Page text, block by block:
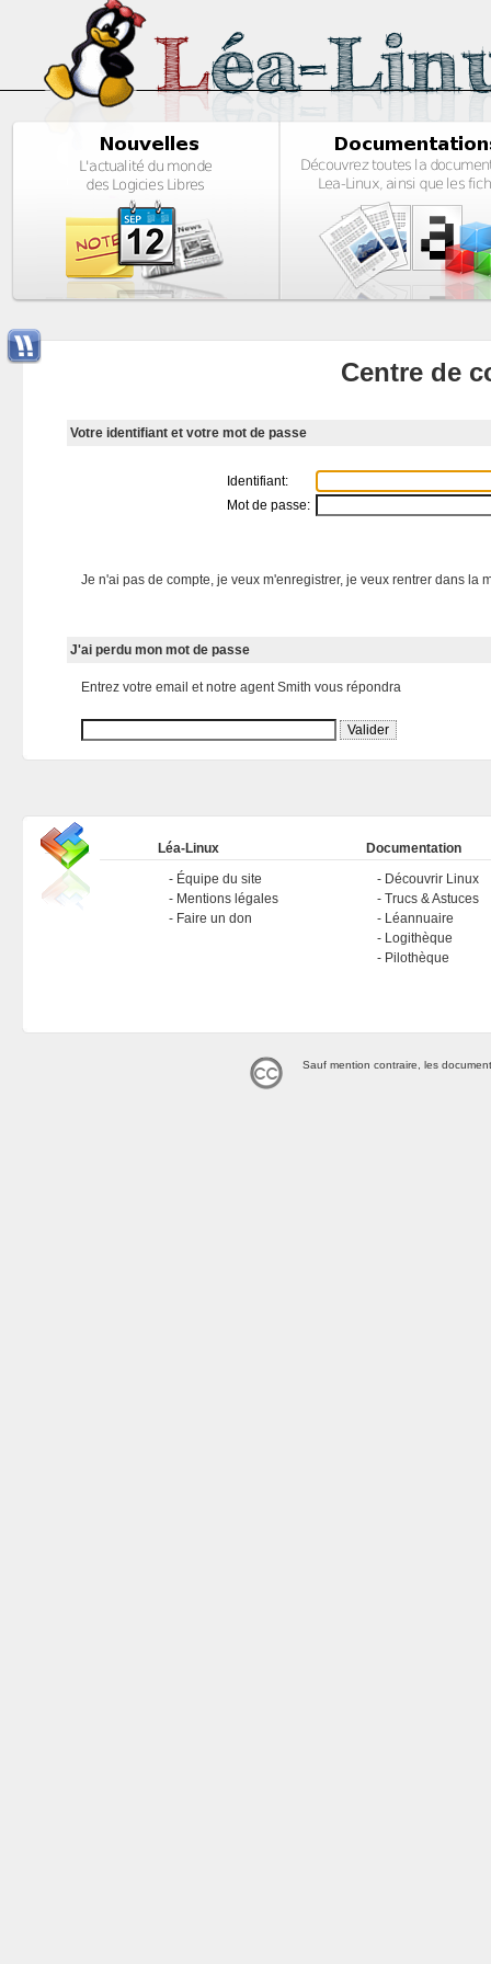
Centre de
Votre identifiant et votre mot de passe
Identifiant:
Mot de passe:
Je n'ai pas de compte, je veux m'enregistrer, je veux rentrer dans la
J'ai perdu mon mot de passe
Entrez votre email et notre agent Smith vous répondra
Léa-Linux
Équipe du site
Mentions légales
Faire un don
Documentation
Découvrir Linux
Trucs & Astuces
Léannuaire
Logithèque
Pilothèque
Sauf mention contraire, les